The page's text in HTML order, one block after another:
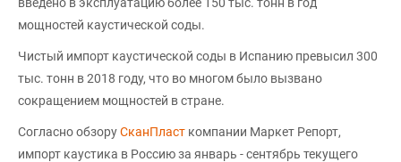
мощностей каустической соды.
Чистый импорт каустической соды в Испанию превысил 300
тыс. тонн в 2018 году, что во многом было вызвано
сокращением мощностей в стране.
Согласно обзоруСканПласт компании Маркет Репорт,
импорт каустика в Россию за январь - сентябрь текущего